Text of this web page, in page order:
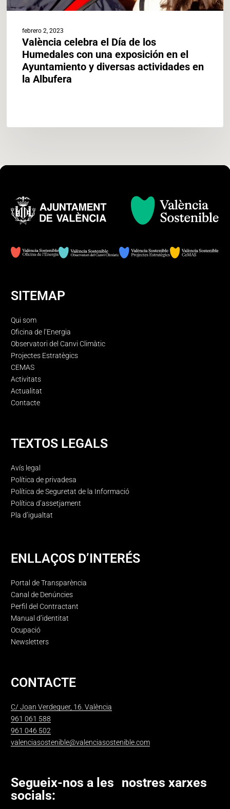
Ayuntamiento
actividades
Albufera
febrero 2, 2023
València celebra el Día de los
Humedales con una exposición en el
Ayuntamiento y diversas actividades en
la Albufera
SITEMAP
Qui som
Oficina de l’Energia
Observatori del Canvi Climàtic
Projectes Estratègics
CEMAS
Activitats
Actualitat
Contacte
TEXTOS LEGALS
Avís legal
Política de privadesa
Política de Seguretat de la Informació
Política d’assetjament
Pla d’igualtat
ENLLAÇOS D’INTERÉS
Portal de Transparència
Canal de Denúncies
Perfil del Contractant
Manual d’identitat
Ocupació
Newsletters
CONTACTE
C/ Joan Verdeguer, 16. València
961 061 588
961 046 502
valenciasostenible@valenciasostenible.com
Segueix-nos a les nostres xarxes
socials: